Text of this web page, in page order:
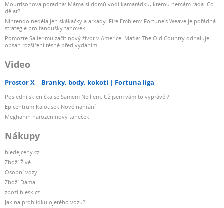
Mourrisonova poradna: Máma si domů vodí kamarádku, kterou nemám ráda. Co
dělat?
Nintendo nedělá jen skákačky a arkády. Fire Emblem: Fortune's Weave je pořádná
strategie pro fanoušky tahovek
Pomozte Salierimu začít nový život v Americe. Mafia: The Old Country odhaluje
obsah rozšíření těsně před vydáním
Video
Prostor X Branky, body, kokoti Fortuna liga
Poslední sklenička se Samem Neillem: Už jsem vám to vyprávěl?
Epicentrum Kalousek Nové nahrání
Meghanin narozeninový taneček
Nákupy
hledejceny.cz
Zboží Živě
Osobní vozy
Zboží Dáma
zbozi.blesk.cz
Jak na prohlídku ojetého vozu?